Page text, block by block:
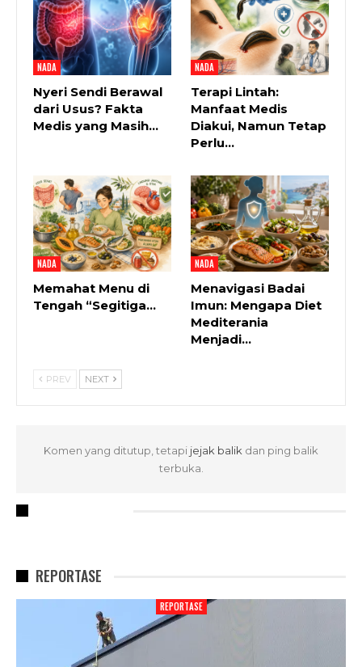
NADA
Nyeri Sendi Berawal
dari Usus? Fakta
Medis yang Masih…
NADA
Terapi Lintah:
Manfaat Medis
Diakui, Namun Tetap
Perlu…
NADA
Memahat Menu di
Tengah “Segitiga…
NADA
Menavigasi Badai
Imun: Mengapa Diet
Mediterania
Menjadi…
PREV NEXT
Komen yang ditutup, tetapi jejak balik dan ping balik
terbuka.
REPORTASE
REPORTASE